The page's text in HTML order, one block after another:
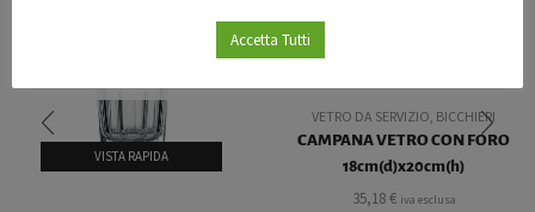
VISTA RAPIDA
VETRO DA SERVIZIO BICCHIERI
CAMPANA VETRO CON FORO
18cm(d)x20cm(h)
35,18€ iva esclusa
Accetta Tutti